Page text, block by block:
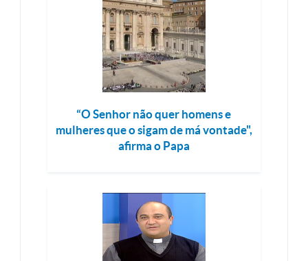
“O Senhor não quer homens e
mulheres que o sigam de má vontade",
afirma o Papa